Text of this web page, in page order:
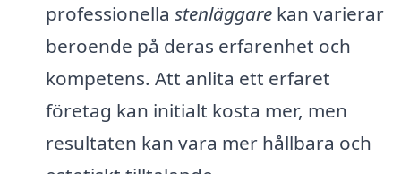
professionella stenläggarekan varierar
beroende på deras erfarenhet och
kompetens. Att anlita ett erfaret
företag kan initialt kosta mer, men
resultaten kan vara mer hållbara och